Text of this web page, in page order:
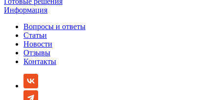
Информация
Вопросы и ответы
Статьи
Новости
Отзывы
Контакты